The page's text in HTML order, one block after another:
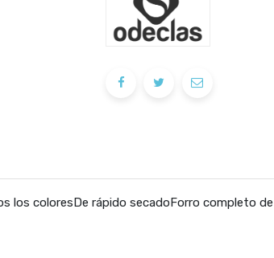
coloresDe rápido secadoForro completo